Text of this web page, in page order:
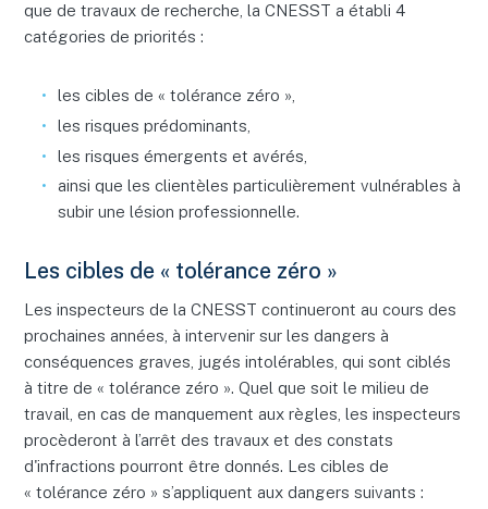
que de travaux de recherche, la CNESST a établi 4
catégories de priorités :
les cibles de « tolérance zéro »,
les risques prédominants,
les risques émergents et avérés,
ainsi que les clientèles particulièrement vulnérables à
subir une lésion professionnelle.
Les cibles de « tolérance zéro »
Les inspecteurs de la CNESST continueront au cours des
prochaines années, à intervenir sur les dangers à
conséquences graves, jugés intolérables, qui sont ciblés
à titre de « tolérance zéro ». Quel que soit le milieu de
travail, en cas de manquement aux règles, les inspecteurs
procèderont à l’arrêt des travaux et des constats
d'infractions pourront être donnés. Les cibles de
« tolérance zéro » s’appliquent aux dangers suivants :